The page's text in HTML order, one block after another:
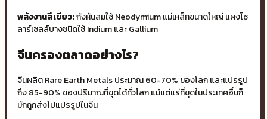
พลังงานสีเขียว:กังหันลมใช้ Neodymium แม่เหล็กขนาดใหญ่ แผงโซ
ลาร์เซลล์บางชนิดใช้ Indium และ Gallium
จีนครองตลาดอย่างไร?
จีนผลิต Rare Earth Metals ประมาณ 60-70% ของโลก และแปรรูป
ถึง 85-90% ของปริมาณที่ขุดได้ทั่วโลก แม้แต่แร่ที่ขุดในประเทศอื่นก็
มักถูกส่งไปแปรรูปในจีน